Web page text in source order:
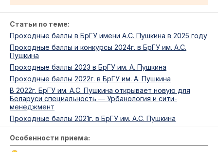
Статьи по теме:
Проходные баллы в БрГУ имени А.С. Пушкина в 2025 году
Проходные баллы и конкурсы 2024г. в БрГУ им. А.С.
Пушкина
Проходные баллы 2023 в БрГУ им. А. Пушкина
Проходные баллы 2022г. в БрГУ им. А. Пушкина
В 2022г. БрГУ им. А.С. Пушкина открывает новую для
Беларуси специальность — Урбанология и сити-
менеджмент
Проходные баллы 2021г. в БрГУ им. А.С. Пушкина
Особенности приема: